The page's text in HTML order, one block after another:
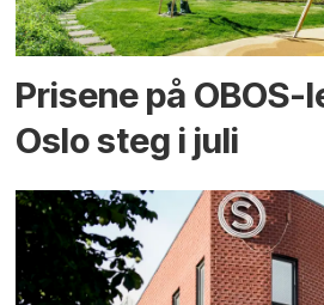
Prisene på OBOS-
Oslo steg i juli